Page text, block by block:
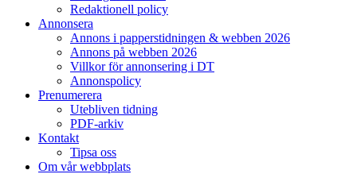
Redaktionell policy
Annonsera
Annons i papperstidningen & webben 2026
Annons på webben 2026
Villkor för annonsering i DT
Annonspolicy
Prenumerera
Utebliven tidning
PDF-arkiv
Kontakt
Tipsa oss
Om vår webbplats